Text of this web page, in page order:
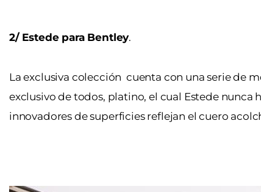
2/ Estede para Bentley.
La exclusiva colección cuenta con una serie de
exclusivo de todos, platino, el cual Estede
innovadores de superficies reflejan el cuero